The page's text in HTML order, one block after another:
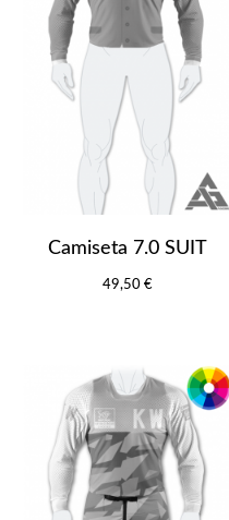
Camiseta 7.0 SUIT
49,50 €